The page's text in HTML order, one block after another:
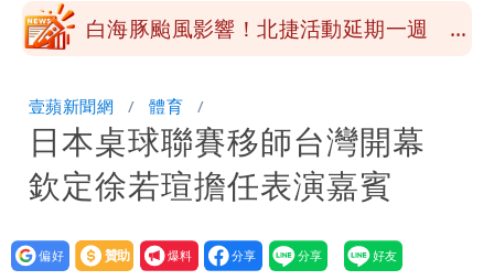
修圖真實狀態曝光
白海豚颱風影響！北捷活動延期一週 貓
存在 再度被嗆：李白、杜甫用鮮卑文寫
詩？
白海豚颱風應變！超市、量販防颱備貨
180噸 買1送1開搶
徐佳青遭疑「5年爽花2300萬公帑」 本
人回應了
壹蘋新聞網 體育
日本桌球聯賽移師台灣開幕
欽定徐若瑄擔任表演嘉賓
設為
贊助
我要